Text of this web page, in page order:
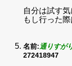
自分は試す
もし行った
名前:通りすが
272418947